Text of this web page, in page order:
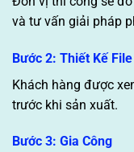
và tư vấn giải pháp
Bước 2: Thiết Kế
Khách hàng được
trước khi sản xuất.
Bước 3: Gia Công